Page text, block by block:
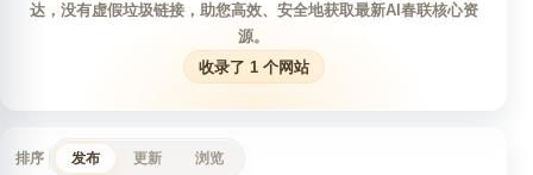
达，没有虚假垃圾链接，助您高效、安全地获取最新AI春联核心资
源。
收录了 1 个网站
排序 发布 更新 浏览